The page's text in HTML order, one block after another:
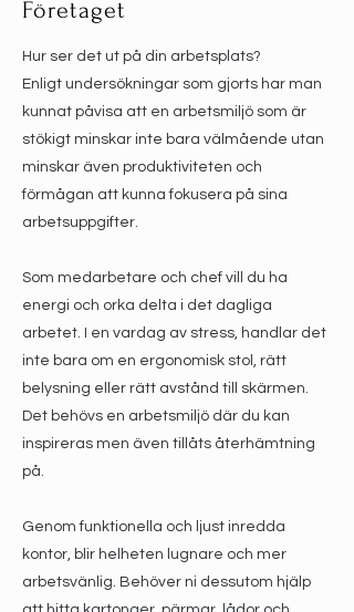
Företaget
Hur ser det ut på din arbetsplats?
Enligt undersökningar som gjorts har man
kunnat påvisa att en arbetsmiljö som är
stökigt minskar inte bara välmående utan
minskar även produktiviteten och
förmågan att kunna fokusera på sina
arbetsuppgifter.
Som medarbetare och chef vill du ha
energi och orka delta i det dagliga
arbetet. I en vardag av stress, handlar det
inte bara om en ergonomisk stol, rätt
belysning eller rätt avstånd till skärmen.
Det behövs en arbetsmiljö där du kan
inspireras men även tillåts återhämtning
på.
Genom funktionella och ljust inredda
kontor, blir helheten lugnare och mer
arbetsvänlig. Behöver ni dessutom hjälp